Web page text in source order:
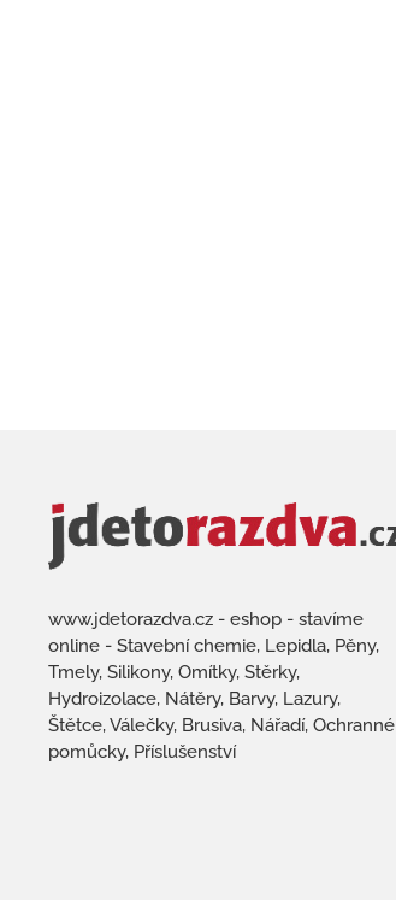
www.jdetorazdva.cz - eshop - stavíme
online - Stavební chemie, Lepidla, Pěny,
Tmely, Silikony, Omítky, Stěrky,
Hydroizolace, Nátěry, Barvy, Lazury,
Štětce, Válečky, Brusiva, Nářadí, Ochranné
pomůcky, Příslušenství